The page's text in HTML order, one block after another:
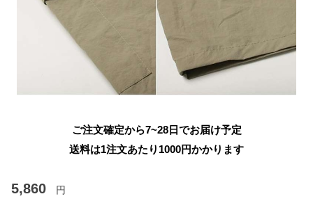
ご注文確定から7~28日でお届け予定
送料は1注文あたり 1000円かかります
5,860 円